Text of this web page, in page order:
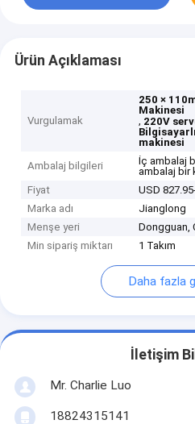
Ürün Açıklaması
Vurgulamak
250 ×
Makinesi
, 220V
makinesi
Ambalaj bilgileri
İç ambalaj
ambalaj bir
Fiyat
USD
Marka adı
Jianglong
Menşe yeri
Dongguan,
Min sipariş miktarı
1 Takım
Daha fazla
İletişim
Mr. Charlie Luo
18824315141